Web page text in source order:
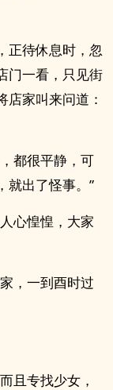
正待休息时，忽
门一看，只见街
家叫来问道：
都很平静，可
就出了怪事。”
心惶惶，大家
，一到酉时过
且专找少女，